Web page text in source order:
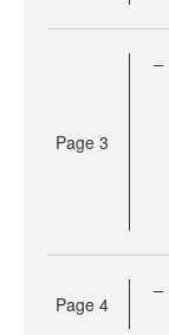
Page 3
Page 4